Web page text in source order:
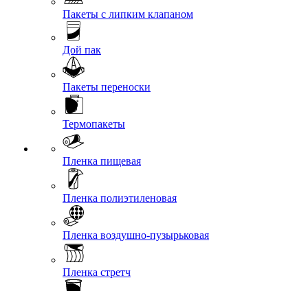
Пакеты с липким клапаном
Дой пак
Пакеты переноски
Термопакеты
Пленка пищевая
Пленка полиэтиленовая
Пленка воздушно-пузырьковая
Пленка стретч